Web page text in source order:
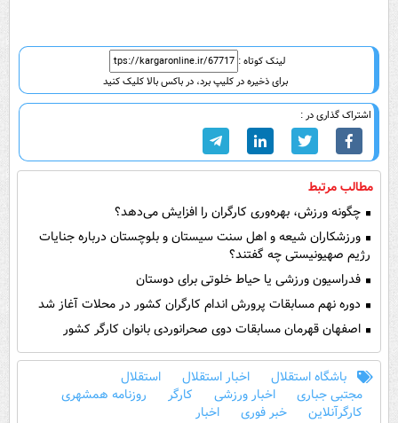
لینک کوتاه :
برای ذخیره در کلیپ برد، در باکس بالا کلیک کنید
اشتراک گذاری در :
مطالب مرتبط
چگونه ورزش، بهره‌وری کارگران را افزایش می‌دهد؟
ورزشکاران شیعه و اهل سنت سیستان و بلوچستان درباره جنایات
رژیم صهیونیستی چه گفتند؟
فدراسیون ورزشی یا حیاط خلوتی برای دوستان
دوره نهم مسابقات پرورش اندام کارگران کشور در محلات آغاز شد
اصفهان قهرمان مسابقات دوی صحرانوردی بانوان کارگر کشور
باشگاه استقلال اخبار استقلال
استقلال
مجتبی جباری
اخبار ورزشی کارگر
روزنامه همشهری
کارگرآنلاین
خبر فوری اخبار